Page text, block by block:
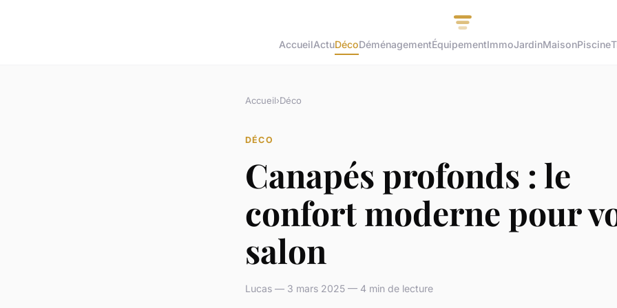
AccueilActuDécoDéménagementÉquipementImmoJardinMaisonPiscine
Accueil›Déco
DÉCO
Canapés profonds : le
confort moderne pour
salon
Lucas — 3 mars 2025 — 4 min de lecture